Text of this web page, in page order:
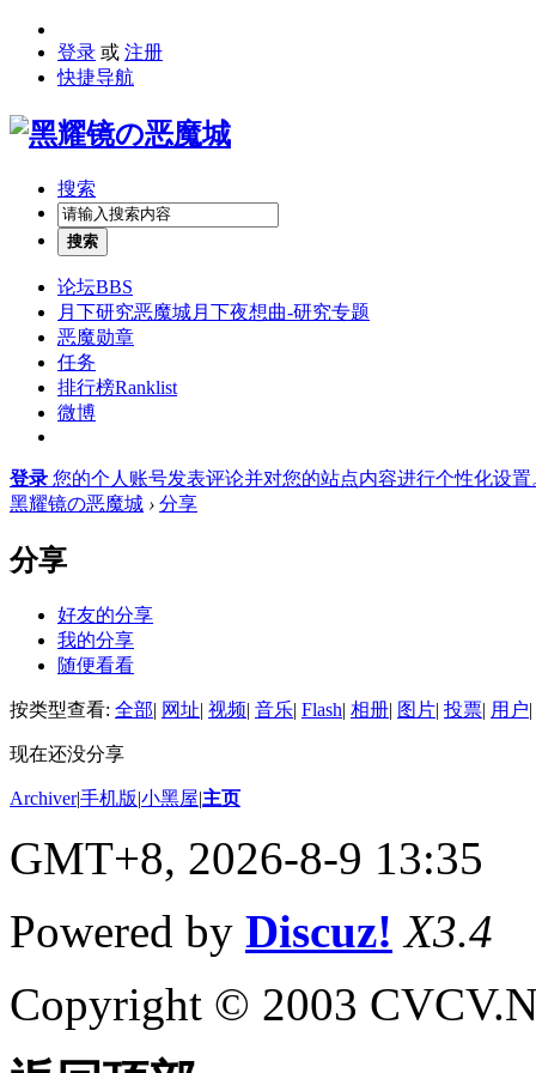
登录 或 注册
快捷导航
搜索
搜索
论坛BBS
月下研究恶魔城月下夜想曲-研究专题
恶魔勋章
任务
排行榜Ranklist
微博
登录 您的个人账号发表评论并对您的站点内容进行个性化设置
黑耀镜の恶魔城 › 分享
分享
好友的分享
我的分享
随便看看
按类型查看: 全部| 网址| 视频| 音乐| Flash| 相册| 图片| 投票| 用户|
现在还没分享
Archiver|手机版|小黑屋|主页
GMT+8, 2026-8-9 13:35
Powered by Discuz! X3.4
Copyright © 2003